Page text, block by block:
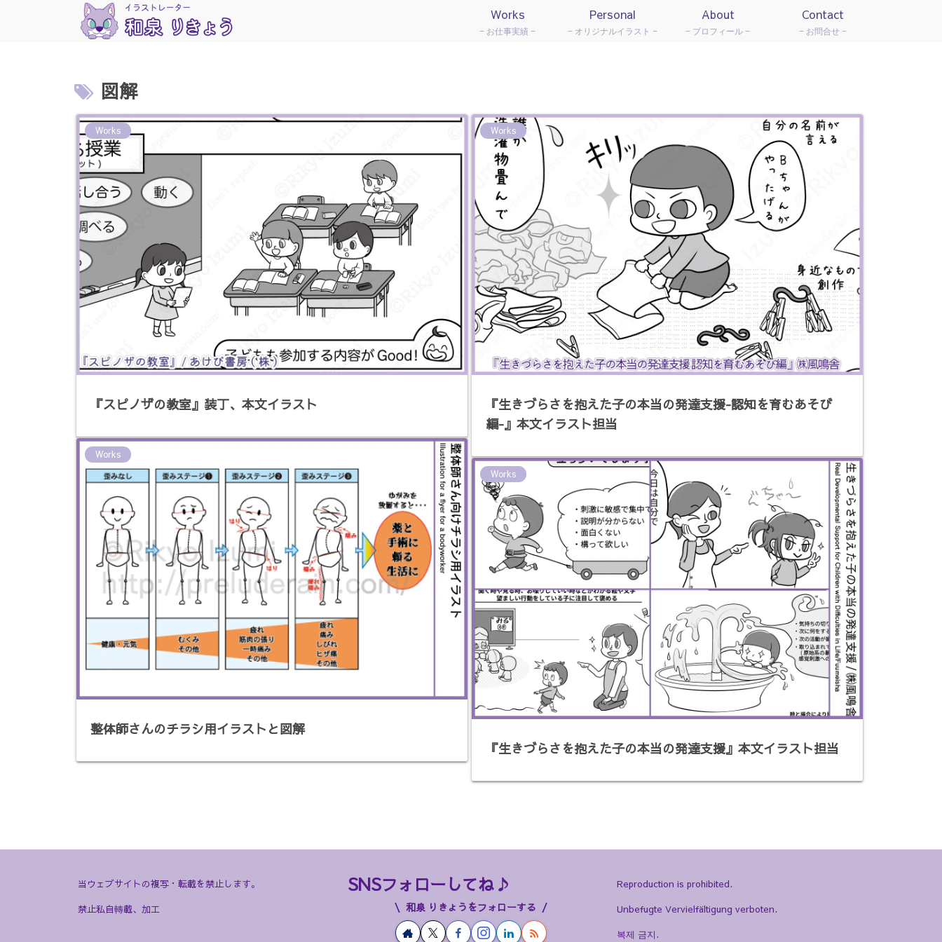
Works
お仕事実績
Personal
オリジナルイラスト
About
プロフィール
Contact
お問合せ
図解
Works
『スピノザの教室』装丁、本文イラスト
Works
『生きづらさを抱えた子の本当の発達支援-認知を育むあそび
編-』本文イラスト担当
Works
整体師さんのチラシ用イラストと図解
Works
『生きづらさを抱えた子の本当の発達支援』本文イラスト担当
当ウェブサイトの複写・転載を禁止します。
禁止私自轉載、加工
SNSフォローしてね♪
和泉 りきょうをフォローする
Reproduction is prohibited.
Unbefugte Vervielfältigung verboten.
복제 금지.